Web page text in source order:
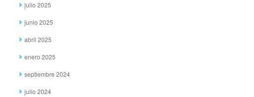
julio 2025
junio 2025
abril 2025
enero 2025
septiembre 2024
julio 2024